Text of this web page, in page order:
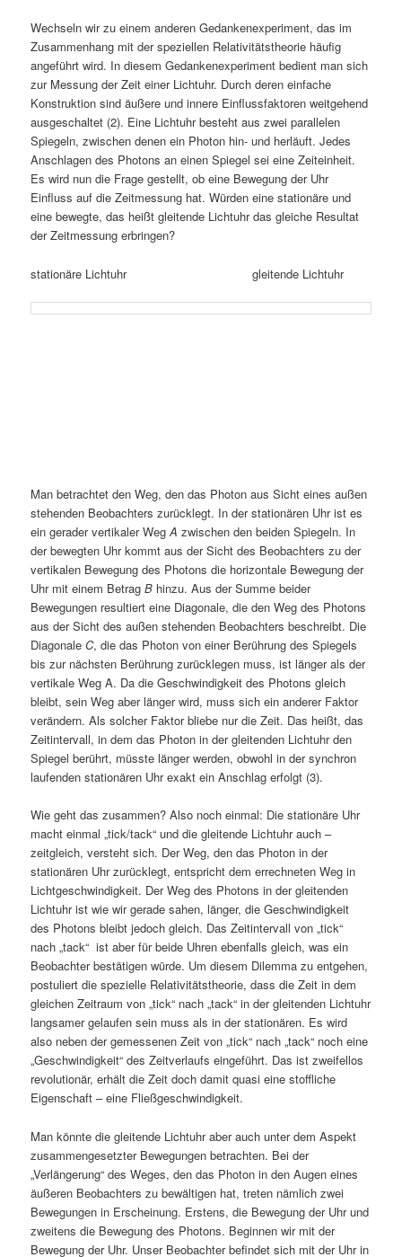
Wechseln wir zu einem anderen Gedankenexperiment, das im
Zusammenhang mit der speziellen Relativitätstheorie häufig
angeführt wird. In diesem Gedankenexperiment bedient man sich
zur Messung der Zeit einer Lichtuhr. Durch deren einfache
Konstruktion sind äußere und innere Einflussfaktoren weitgehend
ausgeschaltet (2). Eine Lichtuhr besteht aus zwei parallelen
Spiegeln, zwischen denen ein Photon hin- und herläuft. Jedes
Anschlagen des Photons an einen Spiegel sei eine Zeiteinheit.
Es wird nun die Frage gestellt, ob eine Bewegung der Uhr
Einfluss auf die Zeitmessung hat. Würden eine stationäre und
eine bewegte, das heißt gleitende Lichtuhr das gleiche Resultat
der Zeitmessung erbringen?
stationäre Lichtuhr gleitende Lichtuhr
Man betrachtet den Weg, den das Photon aus Sicht eines außen
stehenden Beobachters zurücklegt. In der stationären Uhr ist es
ein gerader vertikaler WegA zwischen den beiden Spiegeln. In
der bewegten Uhr kommt aus der Sicht des Beobachters zu der
vertikalen Bewegung des Photons die horizontale Bewegung der
Uhr mit einem BetragB hinzu. Aus der Summe beider
Bewegungen resultiert eine Diagonale, die den Weg des Photons
aus der Sicht des außen stehenden Beobachters beschreibt. Die
DiagonaleC, die das Photon von einer Berührung des Spiegels
bis zur nächsten Berührung zurücklegen muss, ist länger als der
vertikale Weg A. Da die Geschwindigkeit des Photons gleich
bleibt, sein Weg aber länger wird, muss sich ein anderer Faktor
verändern. Als solcher Faktor bliebe nur die Zeit. Das heißt, das
Zeitintervall, in dem das Photon in der gleitenden Lichtuhr den
Spiegel berührt, müsste länger werden, obwohl in der synchron
laufenden stationären Uhr exakt ein Anschlag erfolgt (3).
Wie geht das zusammen? Also noch einmal: Die stationäre Uhr
macht einmal „tick/tack“ und die gleitende Lichtuhr auch –
zeitgleich, versteht sich. Der Weg, den das Photon in der
stationären Uhr zurücklegt, entspricht dem errechneten Weg in
Lichtgeschwindigkeit. Der Weg des Photons in der gleitenden
Lichtuhr ist wie wir gerade sahen, länger, die Geschwindigkeit
des Photons bleibt jedoch gleich. Das Zeitintervall von „tick“
nach „tack“ ist aber für beide Uhren ebenfalls gleich, was ein
Beobachter bestätigen würde. Um diesem Dilemma zu entgehen,
postuliert die spezielle Relativitätstheorie, dass die Zeit in dem
gleichen Zeitraum von „tick“ nach „tack“ in der gleitenden Lichtuhr
langsamer gelaufen sein muss als in der stationären. Es wird
also neben der gemessenen Zeit von „tick“ nach „tack“ noch eine
„Geschwindigkeit“ des Zeitverlaufs eingeführt. Das ist zweifellos
revolutionär, erhält die Zeit doch damit quasi eine stoffliche
Eigenschaft – eine Fließgeschwindigkeit.
Man könnte die gleitende Lichtuhr aber auch unter dem Aspekt
zusammengesetzter Bewegungen betrachten. Bei der
„Verlängerung“ des Weges, den das Photon in den Augen eines
äußeren Beobachters zu bewältigen hat, treten nämlich zwei
Bewegungen in Erscheinung. Erstens, die Bewegung der Uhr und
zweitens die Bewegung des Photons. Beginnen wir mit der
Bewegung der Uhr. Unser Beobachter befindet sich mit der Uhr in